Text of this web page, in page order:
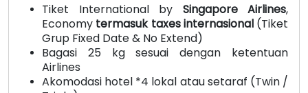
Tiket International by Singapore Airlines,
Economy termasuk taxes internasional (Tiket
Grup Fixed Date & No Extend)
Bagasi 25 kg sesuai dengan ketentuan
Airlines
Akomodasi hotel *4 lokal atau setaraf (Twin /